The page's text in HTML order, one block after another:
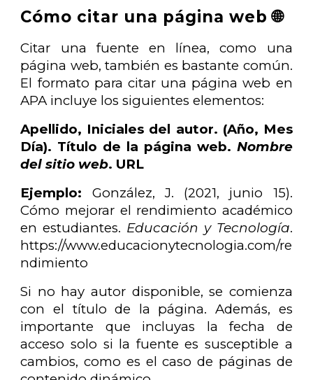
Cómo citar una página web 🌐
Citar una fuente en línea, como una
página web, también es bastante común.
El formato para citar una página web en
APA incluye los siguientes elementos:
Apellido, Iniciales del autor. (Año, Mes
Día). Título de la página web. Nombre
del sitio web. URL
Ejemplo: González, J. (2021, junio 15).
Cómo mejorar el rendimiento académico
en estudiantes. Educación y Tecnología.
https://www.educacionytecnologia.com/re
ndimiento
Si no hay autor disponible, se comienza
con el título de la página. Además, es
importante que incluyas la fecha de
acceso solo si la fuente es susceptible a
cambios, como es el caso de páginas de